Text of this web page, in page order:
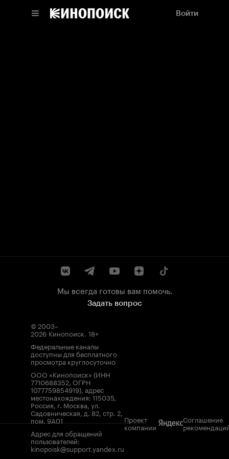
Войти
Мы всегда готовы вам помочь.
Задать вопрос
© 2003–
2026 Кинопоиск. 18+
Федеральные каналы
доступны для бесплатного
просмотра круглосуточно
ООО «Кинопоиск» (ИНН
7710688352, ОГРН
1077759854919), адрес
местонахождения: 115035,
Россия, г. Москва, ул.
Садовническая, д. 82, стр. 2,
пом. 9А01
Адрес для обращений
пользователей:
kinopoisk@support.yandex.ru
Проект
компании
Соглашение